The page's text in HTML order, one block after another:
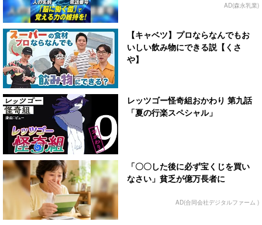
AD(森永乳業)
【キャベツ】プロならなんでもお
いしい飲み物にできる説【くさ
や】
レッツゴー怪奇組おかわり 第九話
「夏の行楽スペシャル」
「〇〇した後に必ず宝くじを買い
なさい」貧乏が億万長者に
AD(合同会社デジタルファーム )